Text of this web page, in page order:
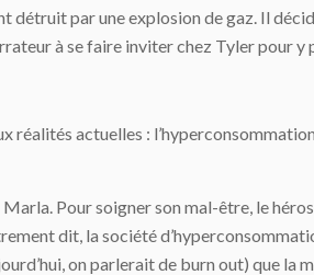
par une explosion de gaz. Il
à se faire inviter chez Tyler pour y
réalités actuelles :
Pour soigner son mal-être, le
dit, la société
on parlerait de burn out) que